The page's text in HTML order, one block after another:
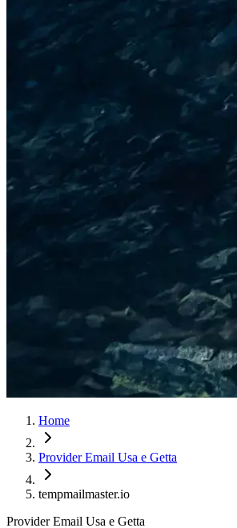
Home
Provider Email Usa e Getta
tempmailmaster.io
Provider Email Usa e Getta